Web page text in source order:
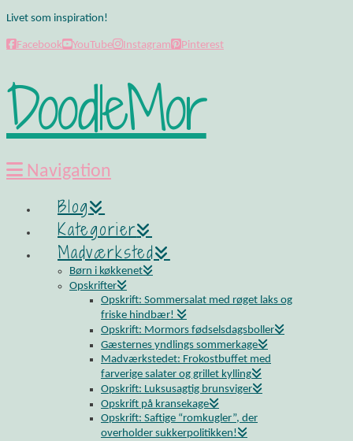
Livet som inspiration!
Facebook YouTube Instagram Pinterest
DoodleMor
Navigation
Blog
Kategorier
Madværksted
Børn i køkkenet
Opskrifter
Opskrift: Sommersalat med røget laks og
friske hindbær!
Opskrift: Mormors fødselsdagsboller
Gæsternes yndlings sommerkage
Madværkstedet: Frokostbuffet med
farverige salater og grillet kylling
Opskrift: Luksusagtig brunsviger
Opskrift på kransekage
Opskrift: Saftige “romkugler”, der
overholder sukkerpolitikken!